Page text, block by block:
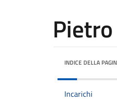
INDICE DELLA
Incarichi